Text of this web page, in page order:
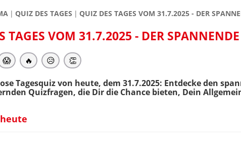
QUIZ DES TAGES QUIZ DES TAGES VOM 31.7.2025 - DER
TAGES VOM 31.7.2025 - DER SPANNENDE
😱 🔥 😥 👏
Tagesquiz von heute, dem 31.7.2025: Entdecke den
Quizfragen, die Dir die Chance bieten, Dein